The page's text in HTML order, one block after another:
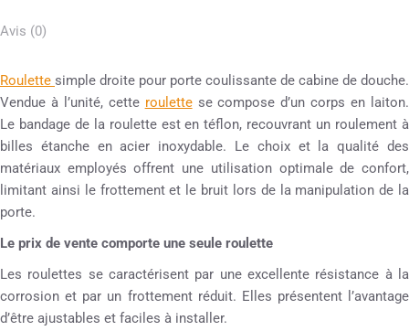
Avis (0)
Roulette simple droite pour porte coulissante de cabine de douche.
Vendue à l’unité, cette roulettese compose d’un corps en laiton.
Le bandage de la roulette est en téflon, recouvrant un roulement à
billes étanche en acier inoxydable. Le choix et la qualité des
matériaux employés offrent une utilisation optimale de confort,
limitant ainsi le frottement et le bruit lors de la manipulation de la
porte.
Le prix de vente comporte une seule roulette
Les roulettes se caractérisent par une excellente résistance à la
corrosion et par un frottement réduit. Elles présentent l’avantage
d’être ajustables et faciles à installer.